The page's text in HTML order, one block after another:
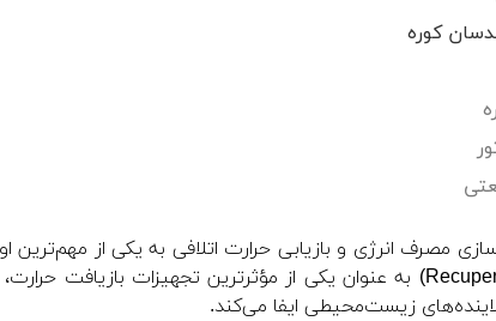
کوره
مصرف انرژی و بازیابی حرارت اتلافی به یکی از
به عنوان یکی از مؤثرترین تجهیزات بازیافت
زیست‌محیطی ایفا می‌کند.
FURNACE ONLINE